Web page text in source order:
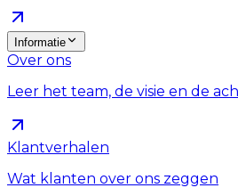
Informatie
Over ons
Leer het team, de visie en de
Klantverhalen
Wat klanten over ons zeggen